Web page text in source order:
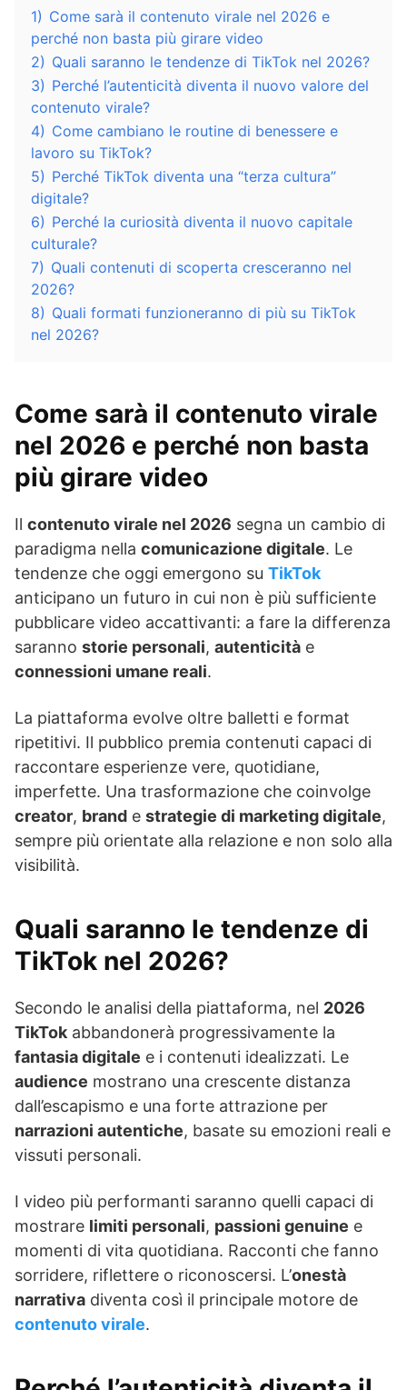
1) Come sarà il contenuto virale nel 2026 e
perché non basta più girare video
2) Quali saranno le tendenze di TikTok nel 2026?
3) Perché l’autenticità diventa il nuovo valore del
contenuto virale?
4) Come cambiano le routine di benessere e
lavoro su TikTok?
5) Perché TikTok diventa una “terza cultura”
digitale?
6) Perché la curiosità diventa il nuovo capitale
culturale?
7) Quali contenuti di scoperta cresceranno nel
2026?
8) Quali formati funzioneranno di più su TikTok
nel 2026?
Come sarà il contenuto virale
nel 2026 e perché non basta
più girare video
Il contenuto virale nel 2026 segna un cambio di
paradigma nella comunicazione digitale. Le
tendenze che oggi emergono su TikTok
anticipano un futuro in cui non è più sufficiente
pubblicare video accattivanti: a fare la differenza
saranno storie personali, autenticità e
connessioni umane reali.
La piattaforma evolve oltre balletti e format
ripetitivi. Il pubblico premia contenuti capaci di
raccontare esperienze vere, quotidiane,
imperfette. Una trasformazione che coinvolge
creator, brand e strategie di marketing digitale,
sempre più orientate alla relazione e non solo alla
visibilità.
Quali saranno le tendenze di
TikTok nel 2026?
Secondo le analisi della piattaforma, nel 2026
TikTok abbandonerà progressivamente la
fantasia digitale e i contenuti idealizzati. Le
audience mostrano una crescente distanza
dall’escapismo e una forte attrazione per
narrazioni autentiche, basate su emozioni reali e
vissuti personali.
I video più performanti saranno quelli capaci di
mostrare limiti personali, passioni genuine e
momenti di vita quotidiana. Racconti che fanno
sorridere, riflettere o riconoscersi. L’onestà
narrativa diventa così il principale motore de
contenuto virale.